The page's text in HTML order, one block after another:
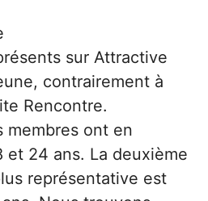
sur Attractive
contrairement à
Rencontre.
membres ont en
et 24 ans. La deuxième
représentative est